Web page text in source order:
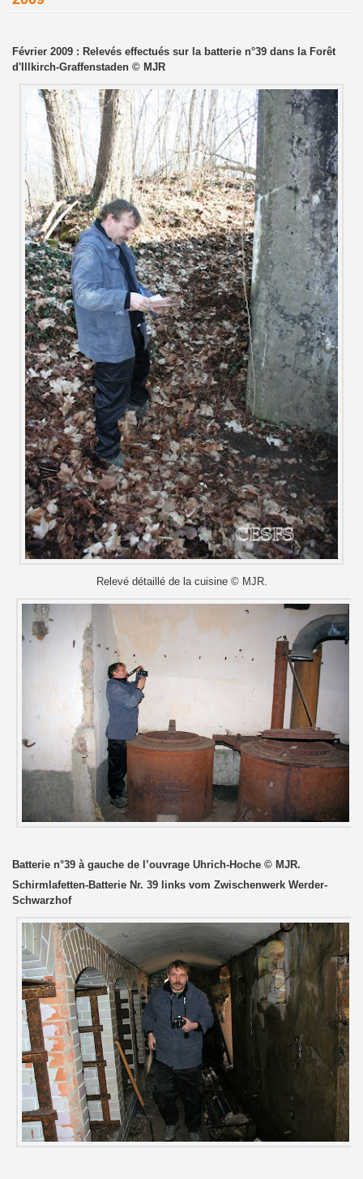
Février 2009 : Relevés effectués sur la batterie n°39 dans la Forêt
d'Illkirch-Graffenstaden © MJR
Relevé détaillé de la cuisine © MJR.
Batterie n°39 à gauche de l’ouvrage Uhrich-Hoche © MJR.
Schirmlafetten-Batterie Nr. 39 links vom Zwischenwerk Werder-
Schwarzhof